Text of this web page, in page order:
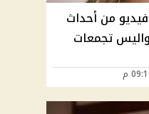
من أحداث
تجمعات